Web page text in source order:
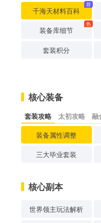
千海天材料百科
荐
装备库细节
热
套装积分
核心装备
套装攻略 太初攻略 融
装备属性调整
三大毕业套装
核心副本
世界领主玩法解析